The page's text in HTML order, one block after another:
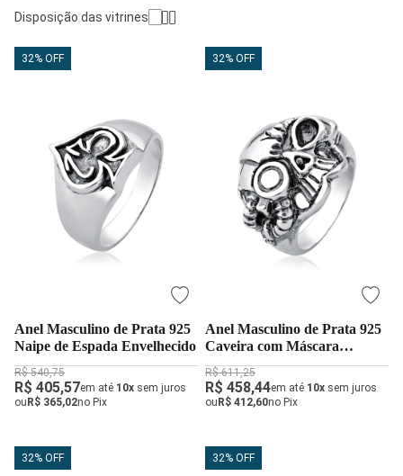
Disposição das vitrines
32% OFF
Anel Masculino de Prata 925
Naipe de Espada Envelhecido
R$ 540,75
R$ 405,57em até 10x sem juros
ou R$ 365,02no Pix
32% OFF
Anel Masculino de Prata 925
Caveira com Máscara
Envelhecido
R$ 611,25
R$ 458,44em até 10x sem juros
ou R$ 412,60no Pix
32% OFF 32% OFF